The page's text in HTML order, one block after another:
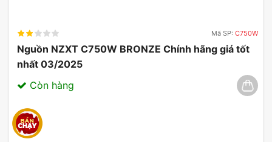
Mã SP: C750W
Nguồn NZXT C750W BRONZE Chính hãng giá tốt
nhất 03/2025
Còn hàng